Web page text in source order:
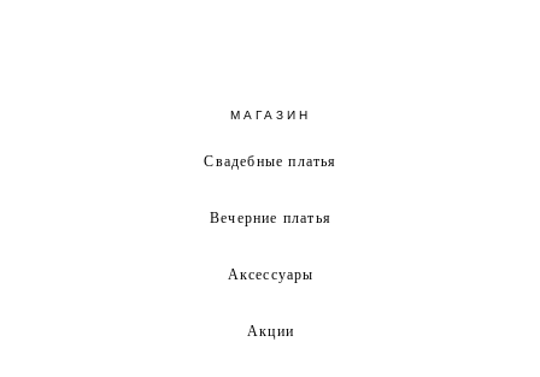
МАГАЗИН
Свадебные платья
Вечерние платья
Аксессуары
Акции